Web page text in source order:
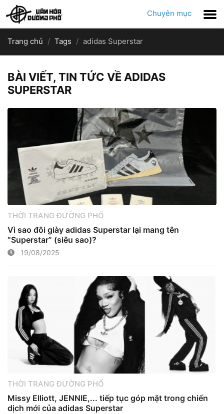
Chuyên mục
Trang chủ Tags adidas Superstar
BÀI VIẾT, TIN TỨC VỀ ADIDAS
SUPERSTAR
THỜI TRANG ĐƯỜNG PHỐ
Vì sao đôi giày adidas Superstar lại mang tên
“Superstar” (siêu sao)?
19/08/2025
THỜI TRANG ĐƯỜNG PHỐ
Missy Elliott, JENNIE,... tiếp tục góp mặt trong chiến
dịch mới của adidas Superstar